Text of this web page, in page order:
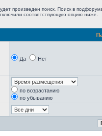
произведен поиск. Поиск в
соответствующую опцию ниже.
Да Нет
по возрастанию
по убыванию